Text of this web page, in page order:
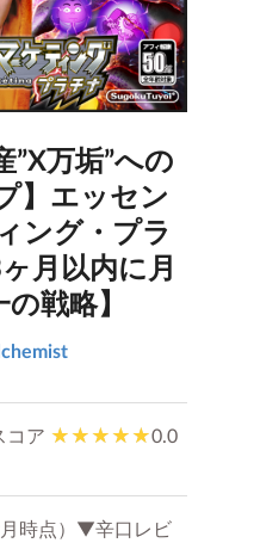
”X万垢”への
】エッセン
ング・プラ
月以内に月
戦略】
コア 0.0
時点）▼辛口レビ